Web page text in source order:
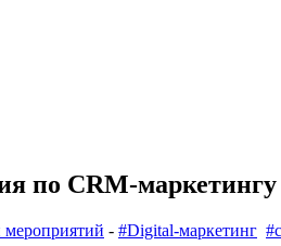
по CRM-маркетингу
мероприятий - #Digital-маркетинг